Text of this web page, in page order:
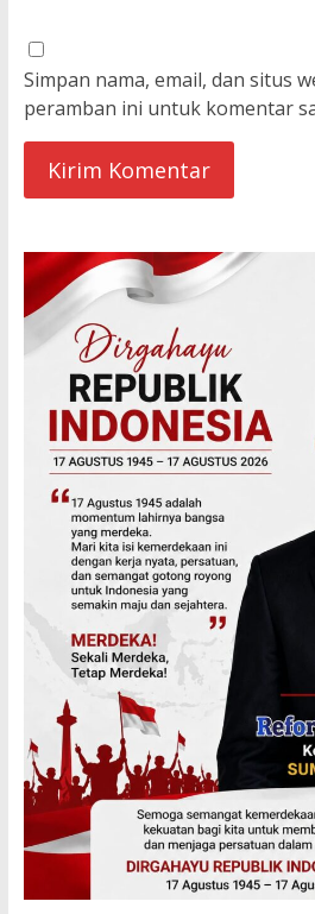
Simpan nama, email, dan situs
peramban ini untuk komentar